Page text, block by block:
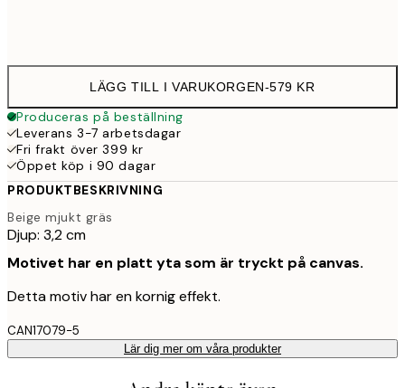
LÄGG TILL I VARUKORGEN-579 KR
Produceras på beställning
Leverans 3-7 arbetsdagar
Fri frakt över 399 kr
Öppet köp i 90 dagar
PRODUKTBESKRIVNING
Beige mjukt gräs
Djup: 3,2 cm
Motivet har en platt yta som är tryckt på canvas.
Detta motiv har en kornig effekt.
CAN17079-5
Lär dig mer om våra produkter